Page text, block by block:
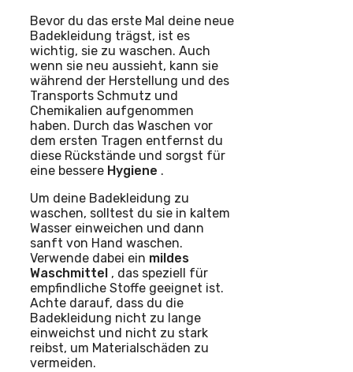
Bevor du das erste Mal deine neue
Badekleidung trägst, ist es
wichtig, sie zu waschen. Auch
wenn sie neu aussieht, kann sie
während der Herstellung und des
Transports Schmutz und
Chemikalien aufgenommen
haben. Durch das Waschen vor
dem ersten Tragen entfernst du
diese Rückstände und sorgst für
eine bessere Hygiene .
Um deine Badekleidung zu
waschen, solltest du sie in kaltem
Wasser einweichen und dann
sanft von Hand waschen.
Verwende dabei ein mildes
Waschmittel , das speziell für
empfindliche Stoffe geeignet ist.
Achte darauf, dass du die
Badekleidung nicht zu lange
einweichst und nicht zu stark
reibst, um Materialschäden zu
vermeiden.